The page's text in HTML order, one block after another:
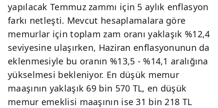
yapılacak Temmuz zammı için 5 aylık enflasyon
farkı netleşti. Mevcut hesaplamalara göre
memurlar için toplam zam oranı yaklaşık %12,4
seviyesine ulaşırken, Haziran enflasyonunun da
eklenmesiyle bu oranın %13,5 - %14,1 aralığına
yükselmesi bekleniyor. En düşük memur
maaşının yaklaşık 69 bin 570 TL, en düşük
memur emeklisi maaşının ise 31 bin 218 TL